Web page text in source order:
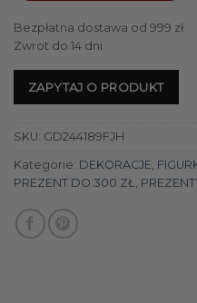
Bezpłatna dostawa od 999 zł
Zwrot do 14 dni
ZAPYTAJ O PRODUKT
SKU: GD244189FJH
Kategorie: DEKORACJE
PREZENT DO 300 ZŁ